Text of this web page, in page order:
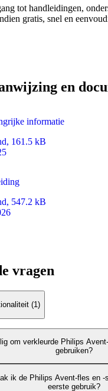
tot handleidingen,
gratis, snel en
en
informatie
, 161.5 kB
, 547.2 kB
vragen
(1)
om verkleurde Philips
gebruiken?
ik de Philips Avent-fles en -
eerste gebruik?